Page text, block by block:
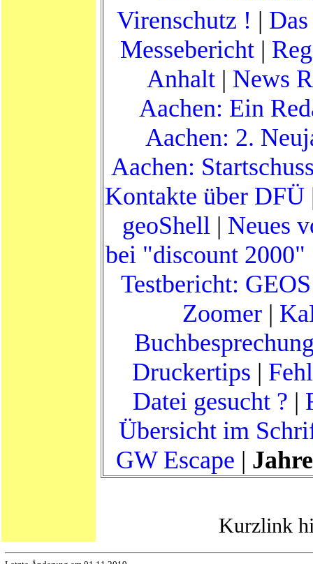
Virenschutz ! |
Messebericht |
Anhalt| News
Aachen: Ein
Aachen: 2.
Aachen:
Kontakte über DFÜ
geoShell | Neues
bei "discount 2000"
Testbericht:
Zoomer|
Druckertips |
Datei gesucht ? |
Übersicht im
GW Escape |
Kurzlink